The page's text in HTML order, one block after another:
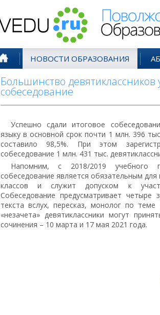
НОВОСТИ ОБРАЗОВАНИЯ
Большинство
собеседование
Успешно сдали итоговое
языку в основной срок почти 1 млн. 396
составило 98,5%. При этом
собеседование 1 млн. 431 тыс.
Напомним, с 2018/2019 учебного
собеседование является обязательным для
классов и служит допуском к
Собеседование предусматривает четыре
текста вслух, пересказ, монолог по
«незачета» девятиклассники могут
сочинения – 10 марта и 17 мая 2021 года.